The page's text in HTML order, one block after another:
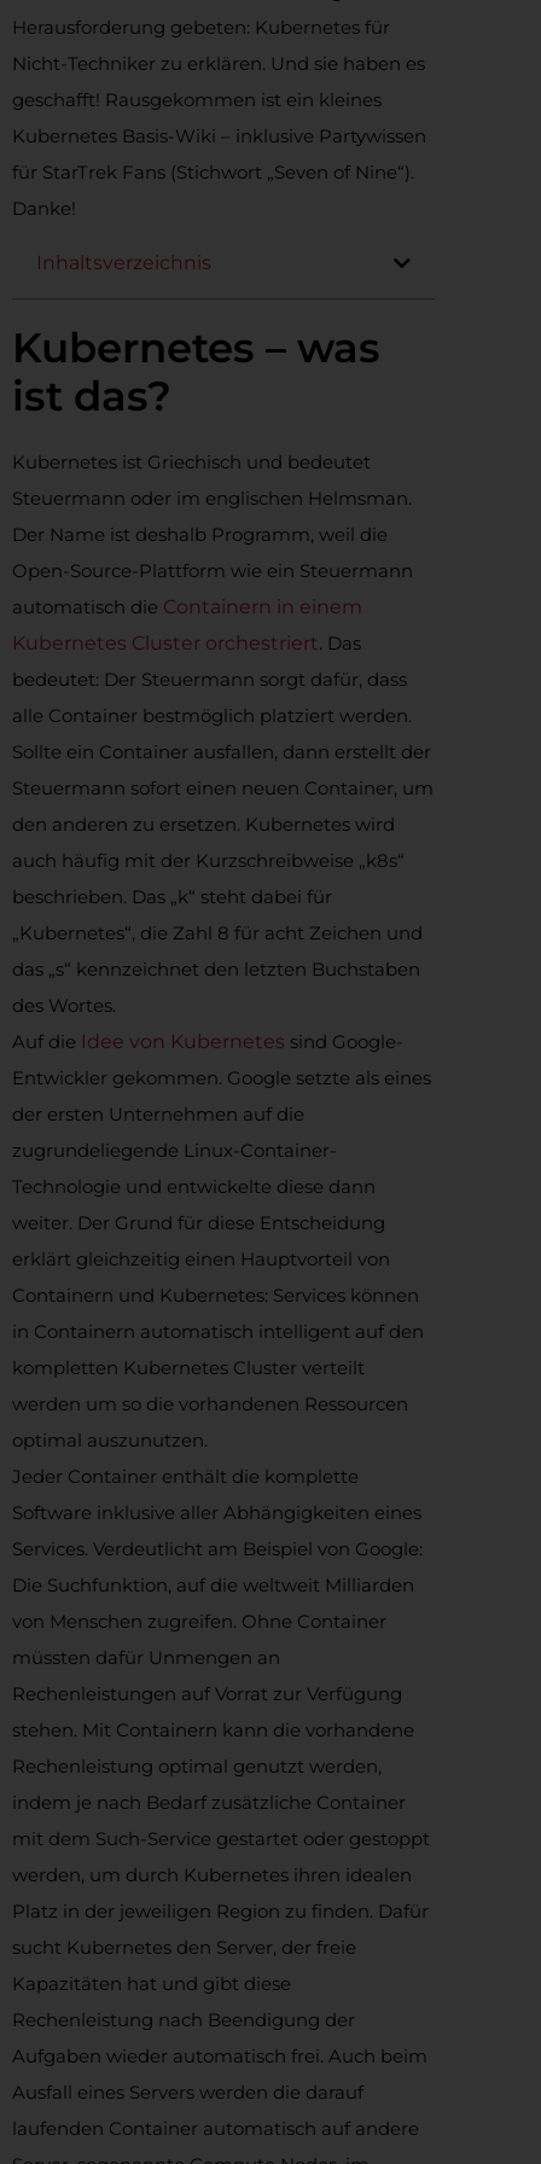
Herausforderung gebeten: Kubernetes für
Nicht-Techniker zu erklären. Und sie haben es
geschafft! Rausgekommen ist ein kleines
Kubernetes Basis-Wiki – inklusive Partywissen
für StarTrek Fans (Stichwort „Seven of Nine“).
Danke!
Inhaltsverzeichnis
Kubernetes – was
ist das?
Kubernetes ist Griechisch und bedeutet
Steuermann oder im englischen Helmsman.
Der Name ist deshalb Programm, weil die
Open-Source-Plattform wie ein Steuermann
automatisch die Containern in einem
Kubernetes Cluster orchestriert. Das
bedeutet: Der Steuermann sorgt dafür, dass
alle Container bestmöglich platziert werden.
Sollte ein Container ausfallen, dann erstellt der
Steuermann sofort einen neuen Container, um
den anderen zu ersetzen. Kubernetes wird
auch häufig mit der Kurzschreibweise „k8s“
beschrieben. Das „k“ steht dabei für
„Kubernetes“, die Zahl 8 für acht Zeichen und
das „s“ kennzeichnet den letzten Buchstaben
des Wortes.
Auf die Idee von Kubernetes sind Google-
Entwickler gekommen. Google setzte als eines
der ersten Unternehmen auf die
zugrundeliegende Linux-Container-
Technologie und entwickelte diese dann
weiter. Der Grund für diese Entscheidung
erklärt gleichzeitig einen Hauptvorteil von
Containern und Kubernetes: Services können
in Containern automatisch intelligent auf den
kompletten Kubernetes Cluster verteilt
werden um so die vorhandenen Ressourcen
optimal auszunutzen.
Jeder Container enthält die komplette
Software inklusive aller Abhängigkeiten eines
Services. Verdeutlicht am Beispiel von Google:
Die Suchfunktion, auf die weltweit Milliarden
von Menschen zugreifen. Ohne Container
müssten dafür Unmengen an
Rechenleistungen auf Vorrat zur Verfügung
stehen. Mit Containern kann die vorhandene
Rechenleistung optimal genutzt werden,
indem je nach Bedarf zusätzliche Container
mit dem Such-Service gestartet oder gestoppt
werden, um durch Kubernetes ihren idealen
Platz in der jeweiligen Region zu finden. Dafür
sucht Kubernetes den Server, der freie
Kapazitäten hat und gibt diese
Rechenleistung nach Beendigung der
Aufgaben wieder automatisch frei. Auch beim
Ausfall eines Servers werden die darauf
laufenden Container automatisch auf andere